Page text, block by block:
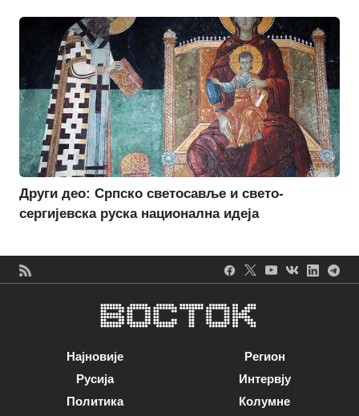
Други део: Српско светосавље и свето-
сергијевска руска национална идеја
Најновије
Русија
Политика
Регион
Интервју
Колумне